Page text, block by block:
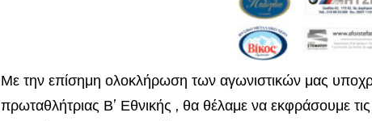
Με την επίσημη ολοκλήρωση των αγωνιστικών μας
πρωταθλήτριας Β’ Εθνικής , θα θέλαμε να εκφράσουμε